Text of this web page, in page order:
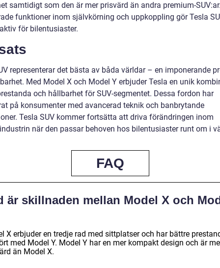
samtidigt som den är mer prisvärd än andra premium-
funktioner inom självkörning och uppkoppling gör Tesla
för bilentusiaster.
representerar det bästa av båda världar – en imponerande
Med Model X och Model Y erbjuder Tesla en unik
och hållbarhet för SUV-segmentet. Dessa fordon har
på konsumenter med avancerad teknik och banbrytande
Tesla SUV kommer fortsätta att driva förändringen inom
när den passar behoven hos bilentusiaster runt om i
FAQ
är skillnaden mellan Model X och
X erbjuder en tredje rad med sittplatser och har bättre
med Model Y. Model Y har en mer kompakt design och är
än Model X.